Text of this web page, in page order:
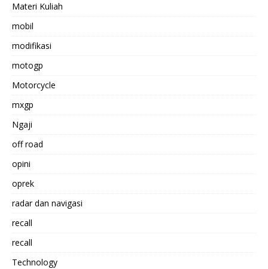
Materi Kuliah
mobil
modifikasi
motogp
Motorcycle
mxgp
Ngaji
off road
opini
oprek
radar dan navigasi
recall
recall
Technology